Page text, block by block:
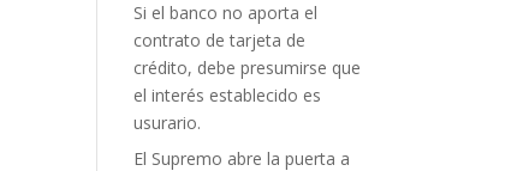
Si el banco no aporta el
contrato de tarjeta de
crédito, debe presumirse que
el interés establecido es
usurario.
El Supremo abre la puerta a